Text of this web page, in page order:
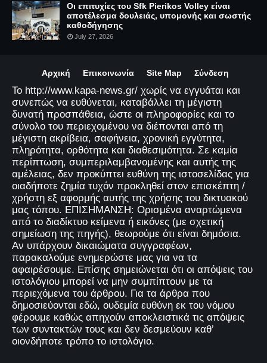
Οι επιτυχίες του Sfk Pierikos Volley είναι
αποτέλεσμα δουλειάς, υπομονής και σωστής
καθοδήγησης
July 27, 2026
Αρχική Επικοινωνία Site Map Σύνδεση
Το http://www.kapa-news.gr/ χωρίς να εγγυάται και
συνεπώς να ευθύνεται, καταβάλλει τη μέγιστη
δυνατή προσπάθεια, ώστε οι πληροφορίες και το
σύνολο του περιεχομένου να διέπονται από τη
μέγιστη ακρίβεια, σαφήνεια, χρονική εγγύτητα,
πληρότητα, ορθότητα και διαθεσιμότητα. Σε καμία
περίπτωση, συμπεριλαμβανομένης και αυτής της
αμέλειας, δεν προκύπτει ευθύνη της ιστοσελίδας για
οιαδήποτε ζημία τυχόν προκληθεί στον επισκέπτη /
χρήστη εξ αφορμής αυτής της χρήσης του δικτυακού
μας τόπου. ΕΠΙΣΗΜΑΝΣΗ: Ορισμένα αναρτώμενα
από το διαδίκτυο κείμενα ή εικόνες (με σχετική
σημείωση της πηγής), θεωρούμε ότι είναι δημόσια.
Αν υπάρχουν δικαιώματα συγγραφέων,
παρακαλούμε ενημερώστε μας για να τα
αφαιρέσουμε. Επίσης σημειώνεται ότι οι απόψεις του
ιστολόγιου μπορεί να μην συμπίπτουν με τα
περιεχόμενα του άρθρου. Για τα άρθρα που
δημοσιεύονται εδώ, ουδεμία ευθύνη εκ του νόμου
φέρουμε καθώς απηχούν αποκλειστικά τις απόψεις
των συντακτών τους και δεν δεσμεύουν καθ’
οιονδήποτε τρόπο το ιστολόγιο.